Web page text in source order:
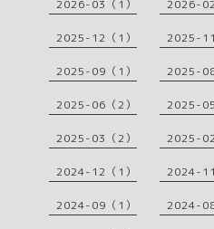
2026-03（1） 2026-02
2025-12（1） 2025-11
2025-09（1） 2025-08
2025-06（2） 2025-05
2025-03（2） 2025-02
2024-12（1） 2024-11
2024-09（1） 2024-08